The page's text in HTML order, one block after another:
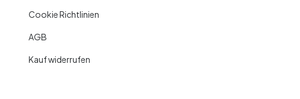
Cookie Richtlinien
AGB
Kauf widerrufen